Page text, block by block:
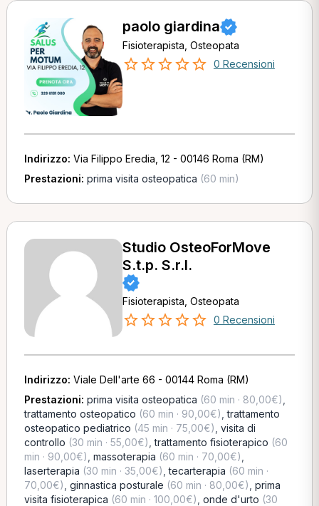
paolo giardina
Fisioterapista, Osteopata
0 Recensioni
Indirizzo: Via Filippo Eredia, 12 - 00146 Roma (RM)
Prestazioni: prima visita osteopatica (60 min)
Studio OsteoForMove
S.t.p. S.r.l.
Fisioterapista, Osteopata
0 Recensioni
Indirizzo: Viale Dell'arte 66 - 00144 Roma (RM)
Prestazioni: prima visita osteopatica (60 min · 80,00€)
trattamento osteopatico (60 min · 90,00€) ,trattamento
osteopatico pediatrico (45 min · 75,00€) visita di
controllo (30 min · 55,00€) ,trattamento fisioterapico (60
min · 90,00€) massoterapia (60 min · 70,00€)
laserterapia (30 min · 35,00€) ,tecarterapia (60 min ·
70,00€) ginnastica posturale (60 min · 80,00€) prima
visita fisioterapica (60 min · 100,00€) onde d'urto (30